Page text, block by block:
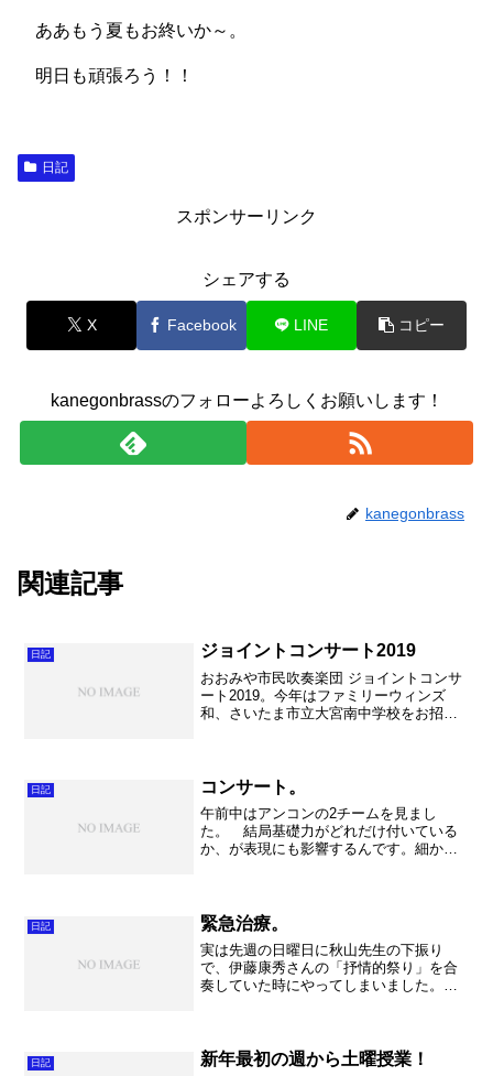
ああもう夏もお終いか～。
明日も頑張ろう！！
日記
スポンサーリンク
シェアする
X Facebook LINE コピー
kanegonbrassのフォローよろしくお願いします！
kanegonbrass
関連記事
日記 ジョイントコンサート2019
おおみや市民吹奏楽団 ジョイントコンサ
ート2019。今年はファミリーウィンズ
和、さいたま市立大宮南中学校をお招き
した吹奏楽ライフで...
日記 コンサート。
午前中はアンコンの2チームを見まし
た。 結局基礎力がどれだけ付いている
か、が表現にも影響するんです。細かい
す。 とはいえ本番目前。 ...
日記 緊急治療。
実は先週の日曜日に秋山先生の下振り
で、伊藤康秀さんの「抒情的祭り」を合
奏していた時にやってしまいました。よ
りどうにもこまっておりまし...
日記 新年最初の週から土曜授業！